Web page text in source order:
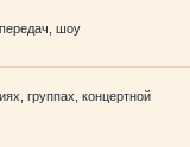
шоу
группах, концертной